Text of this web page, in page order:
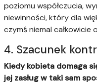
poziomu współczucia,
niewinności, który dla
czymś niemal całkowicie
4. Szacunek
Kiedy kobieta domaga
jej zasług w taki sam